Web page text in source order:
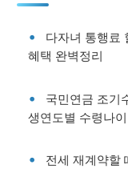
다자녀 통행료
혜택 완벽정리
국민연금 조기
생연도별 수령나
전세 재계약할